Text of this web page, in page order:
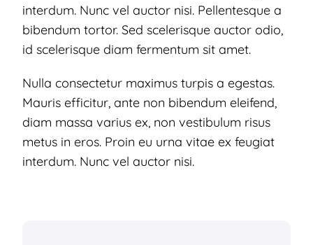
interdum. Nunc vel auctor nisi. Pellentesque a
bibendum tortor. Sed scelerisque auctor odio,
id scelerisque diam fermentum sit amet.
Nulla consectetur maximus turpis a egestas.
Mauris efficitur, ante non bibendum eleifend,
diam massa varius ex, non vestibulum risus
metus in eros. Proin eu urna vitae ex feugiat
interdum. Nunc vel auctor nisi.